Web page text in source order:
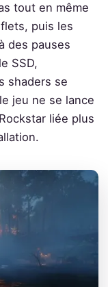
tout en même
puis les
des pauses
SSD,
shaders se
jeu ne se lance
liée plus